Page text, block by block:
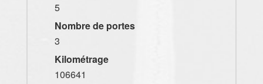
5
Nombre de portes
3
Kilométrage
106641